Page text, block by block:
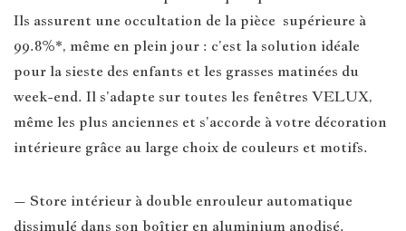
Ils assurent une occultation de la pièce supérieure à
99.8%*, même en plein jour : c’est la solution idéale
pour la sieste des enfants et les grasses matinées du
week-end. Il s’adapte sur toutes les fenêtres VELUX,
même les plus anciennes et s’accorde à votre décoration
intérieure grâce au large choix de couleurs et motifs.
– Store intérieur à double enrouleur automatique
dissimulé dans son boîtier en aluminium anodisé.